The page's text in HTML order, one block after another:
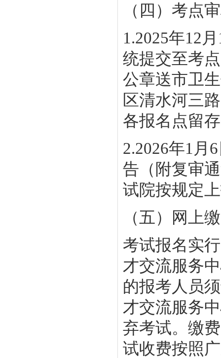
（四）考点
1.2025年12
统提交至考
公章送市卫
区清水河三
各报名点留
2.2026年1月
告（附复审
试院按规定
（五）网上
考试报名实
才交流服务
的报考人员
才交流服务
弃考试。缴
试收费按照